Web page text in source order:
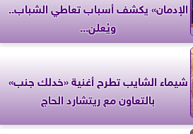
الإدمان» يكشف أسباب تعاطي الشباب..
ويُعلن...
شيماء الشايب تطرح أغنية «خدلك جنب»
بالتعاون مع ريتشارد الحاج